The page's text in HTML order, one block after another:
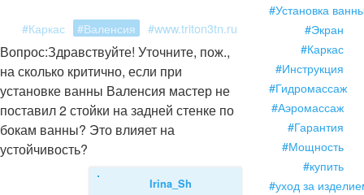
#Каркас #Валенсия #www.triton3tn.ru
Вопрос:Здравствуйте! Уточните, пож.,
на сколько критично, если при
установке ванны Валенсия мастер не
поставил 2 стойки на задней стенке по
бокам ванны? Это влияет на
устойчивость?
Irina_Sh
#Установка
#Экран
#Каркас
#Инструкция
#Гидромассаж
#Аэромассаж
#Гарантия
#Мощность
#купить
#уход за